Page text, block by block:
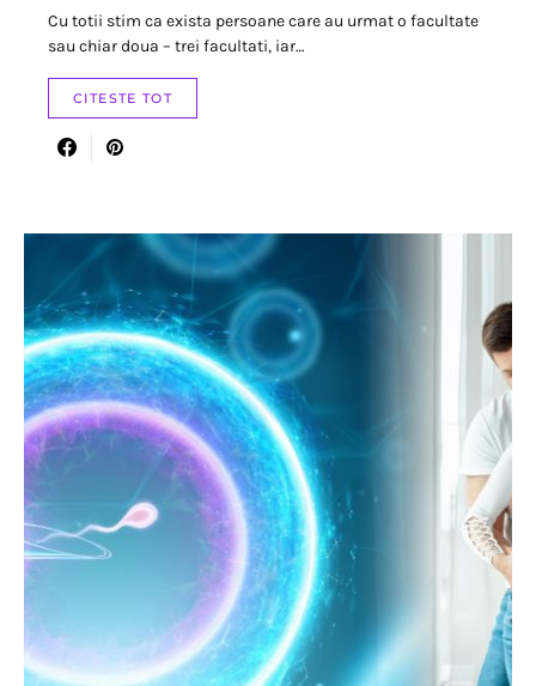
Cu totii stim ca exista persoane care au urmat o facultate
sau chiar doua – trei facultati, iar…
CITESTE TOT